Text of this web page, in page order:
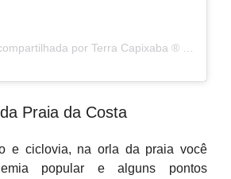
Praia da Costa
e ciclovia, na orla da praia você
popular e alguns pontos